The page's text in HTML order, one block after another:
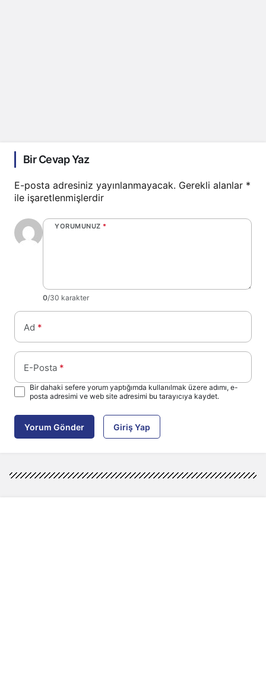
Bir Cevap Yaz
E-posta adresiniz yayınlanmayacak. Gerekli alanlar *
ile işaretlenmişlerdir
YORUMUNUZ *
0/30 karakter
Ad *
E-Posta *
Bir dahaki sefere yorum yaptığımda kullanılmak üzere adımı, e-
posta adresimi ve web site adresimi bu tarayıcıya kaydet.
Yorum Gönder Giriş Yap